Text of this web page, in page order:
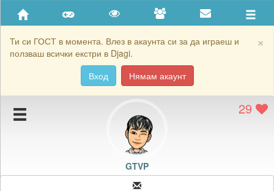
×
Ти си ГОСТ в момента. Влез в акаунта си за да играеш и
ползваш всички екстри в Djagi.
Вход
Нямам акаунт
Приятели
Хронология на игри
Подаръците на GTVP 29
GTVP